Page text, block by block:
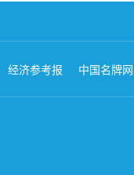
经济参考报 中国名牌网